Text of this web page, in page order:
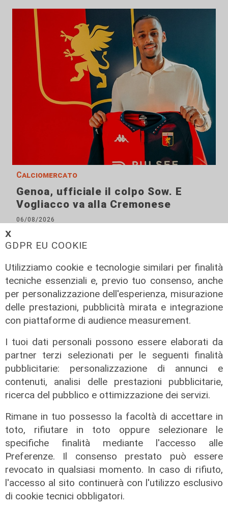
𝗫
GDPR EU COOKIE
Utilizziamo cookie e tecnologie similari per finalità
tecniche essenziali e, previo tuo consenso, anche
per personalizzazione dell'esperienza, misurazione
delle prestazioni, pubblicità mirata e integrazione
con piattaforme di audience measurement.
I tuoi dati personali possono essere elaborati da
partner terzi selezionati per le seguenti finalità
pubblicitarie: personalizzazione di annunci e
contenuti, analisi delle prestazioni pubblicitarie,
ricerca del pubblico e ottimizzazione dei servizi.
Rimane in tuo possesso la facoltà di accettare in
toto, rifiutare in toto oppure selezionare le
specifiche finalità mediante l'accesso alle
Preferenze. Il consenso prestato può essere
revocato in qualsiasi momento. In caso di rifiuto,
l'accesso al sito continuerà con l'utilizzo esclusivo
di cookie tecnici obbligatori.
Calciomercato
Genoa, ufficiale il colpo Sow. E
Vogliacco va alla Cremonese
06/08/2026
La sentenza
Contesa Preziosi - Genoa, il
Tribunale di Milano dà ragione all'ex
patron rossoblù
06/08/2026
di Filippo Serio